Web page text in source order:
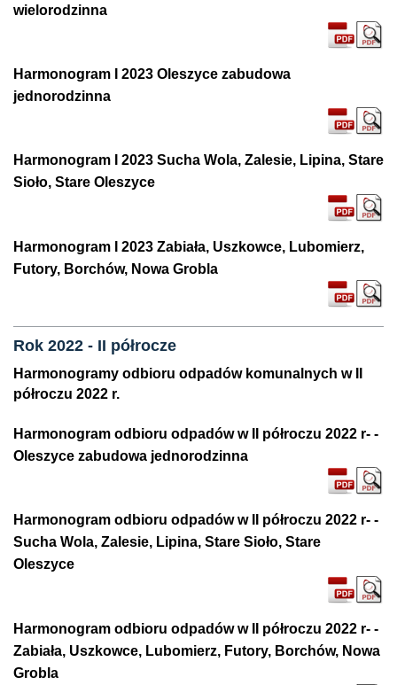
wielorodzinna
Harmonogram I 2023 Oleszyce zabudowa
jednorodzinna
Harmonogram I 2023 Sucha Wola, Zalesie, Lipina, Stare
Sioło, Stare Oleszyce
Harmonogram I 2023 Zabiała, Uszkowce, Lubomierz,
Futory, Borchów, Nowa Grobla
Rok 2022 - II półrocze
Harmonogramy odbioru odpadów komunalnych w II
półroczu 2022 r.
Harmonogram odbioru odpadów w II półroczu 2022 r- -
Oleszyce zabudowa jednorodzinna
Harmonogram odbioru odpadów w II półroczu 2022 r- -
Sucha Wola, Zalesie, Lipina, Stare Sioło, Stare
Oleszyce
Harmonogram odbioru odpadów w II półroczu 2022 r- -
Zabiała, Uszkowce, Lubomierz, Futory, Borchów, Nowa
Grobla